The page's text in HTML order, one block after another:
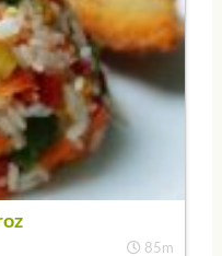
85m